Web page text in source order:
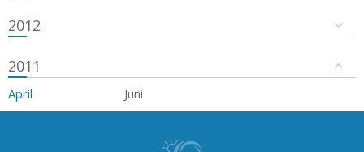
2012
2011
April Juni